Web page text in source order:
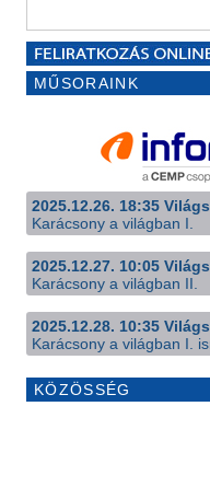
MŰSORAINK
2025.12.26. 18:35
Karácsony a világban I.
2025.12.27. 10:05
Karácsony a világban II.
2025.12.28. 10:35
Karácsony a világban I.
KÖZÖSSÉG